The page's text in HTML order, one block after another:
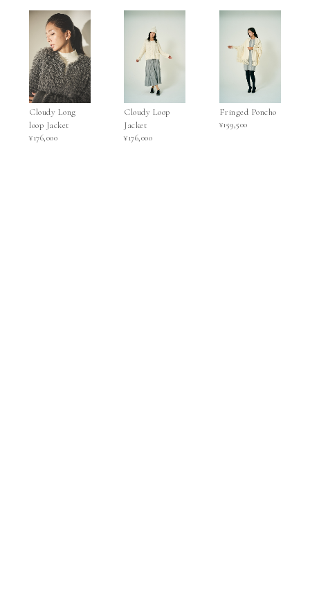
Cloudy Long
loop Jacket
¥176,000
Cloudy Loop
Jacket
¥176,000
Fringed Poncho
¥159,500